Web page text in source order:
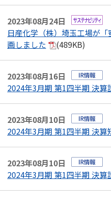
2023年08月24日
日産化学（株）埼玉工場が
画しました
(489KB)
2023年08月16日
2024年3月期 第1四半期 決算
2023年08月10日
2024年3月期 第1四半期 決算
2023年08月10日
2024年3月期 第1四半期 決算